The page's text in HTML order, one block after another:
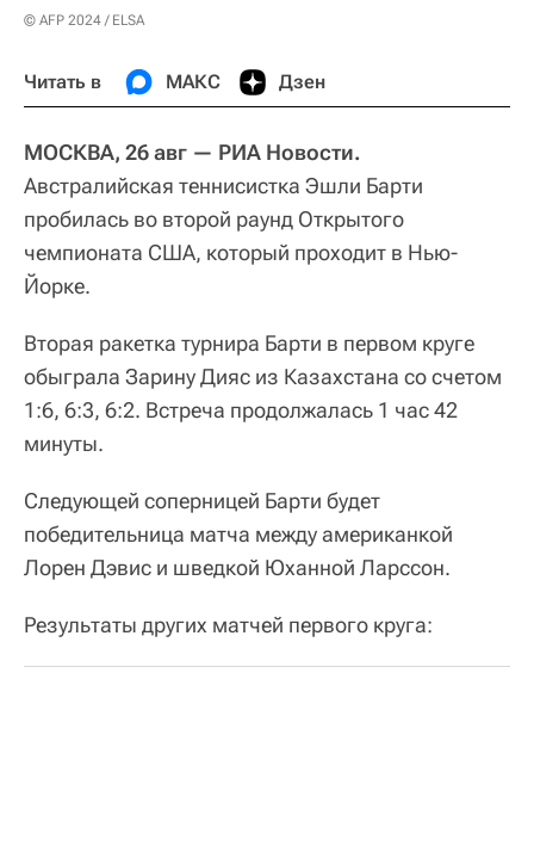
© AFP 2024 / ELSA
Читать в МАКС Дзен
МОСКВА, 26 авг — РИА Новости.
Австралийcкая теннисистка Эшли Барти
пробилась во второй раунд Открытого
чемпионата США, который проходит в Нью-
Йорке.
Вторая ракетка турнира Барти в первом круге
обыграла Зарину Дияс из Казахстана со счетом
1:6, 6:3, 6:2. Встреча продолжалась 1 час 42
минуты.
Следующей соперницей Барти будет
победительница матча между американкой
Лорен Дэвис и шведкой Юханной Ларссон.
Результаты других матчей первого круга: